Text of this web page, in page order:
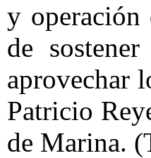
y operación
de
aprovechar
Patricio
de Marina.